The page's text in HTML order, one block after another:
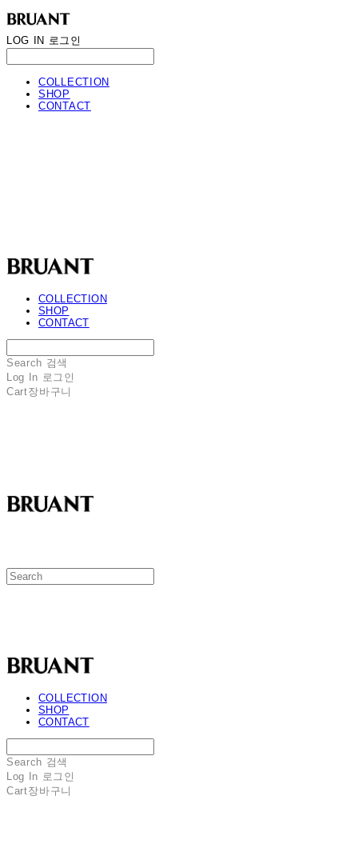
LOG IN 로그인
COLLECTION
SHOP
CONTACT
COLLECTION
SHOP
CONTACT
Search 검색
Log In 로그인
Cart장바구니
COLLECTION
SHOP
CONTACT
Search 검색
Log In 로그인
Cart장바구니